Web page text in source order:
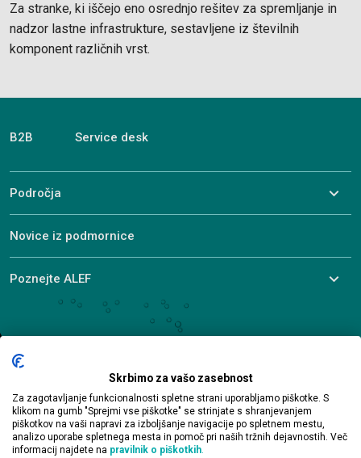
Za stranke, ki iščejo eno osrednjo rešitev za spremljanje in
nadzor lastne infrastrukture, sestavljene iz številnih
komponent različnih vrst.
B2B Service desk
Področja
Novice iz podmornice
Poznejte ALEF
+386 1 330 20 20
si-sales@alef.com
Skrbimo za vašo zasebnost
Za zagotavljanje funkcionalnosti spletne strani uporabljamo piškotke. S
klikom na gumb "Sprejmi vse piškotke" se strinjate s shranjevanjem
piškotkov na vaši napravi za izboljšanje navigacije po spletnem mestu,
analizo uporabe spletnega mesta in pomoč pri naših tržnih dejavnostih. Več
informacij najdete na pravilnik o piškotkih.